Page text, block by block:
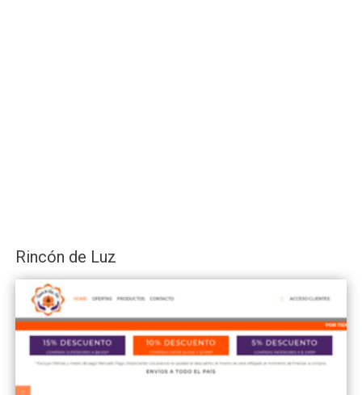
Rincón de Luz